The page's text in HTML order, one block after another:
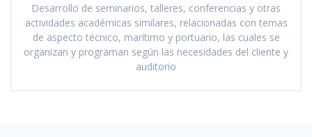
Desarrollo de seminarios, talleres, conferencias y otras
actividades académicas similares, relacionadas con temas
de aspecto técnico, marítimo y portuario, las cuales se
organizan y programan según las necesidades del cliente y
auditorio